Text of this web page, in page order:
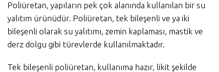
Poliüretan, yapıların pek çok alanında kullanılan bir su
yalıtım ürünüdür. Poliüretan, tek bileşenli ve ya iki
bileşenli olarak su yalıtımı, zemin kaplaması, mastik ve
derz dolgu gibi türevlerde kullanılmaktadır.
Tek bileşenli poliüretan, kullanıma hazır, likit şekilde